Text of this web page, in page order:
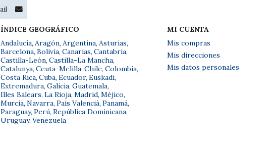
ÍNDICE GEOGRÁFICO
Andalucía, Aragón, Argentina, Asturias,
Barcelona, Bolivia, Canarias, Cantabria,
Castilla-León, Castilla-La Mancha,
Catalunya, Ceuta-Melilla, Chile, Colombia,
Costa Rica, Cuba, Ecuador, Euskadi,
Extremadura, Galicia, Guatemala,
Illes Balears, La Rioja, Madrid, Méjico,
Murcia, Navarra, País Valencià, Panamá,
Paraguay, Perú, República Dominicana,
Uruguay, Venezuela
MI CUENTA
Mis compras
Mis direcciones
Mis datos personales